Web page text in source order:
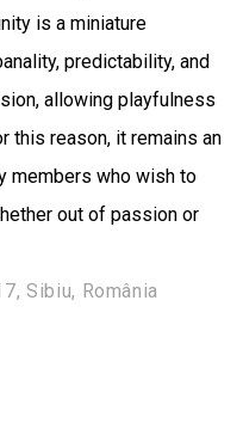
is a miniature
predictability, and
allowing playfulness
this reason, it remains an
members who wish to
out of passion or
Sibiu, România